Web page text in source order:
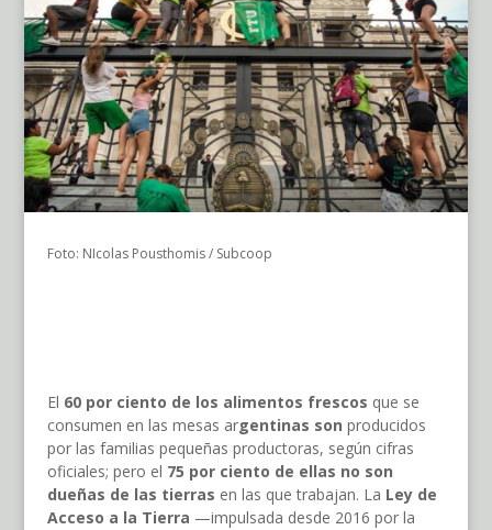
Foto: NIcolas Pousthomis / Subcoop
El 60 por ciento de los alimentos frescos que se
consumen en las mesas argentinas son producidos
por las familias pequeñas productoras, según cifras
oficiales; pero el 75 por ciento de ellas no son
dueñas de las tierras en las que trabajan. La Ley de
Acceso a la Tierra —impulsada desde 2016 por la